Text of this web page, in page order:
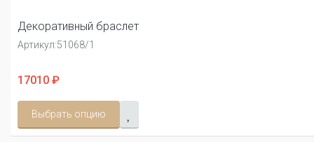
Декоративный браслет
Артикул:51068/1
17010 ₽
Выбрать опцию